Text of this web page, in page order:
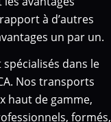
à d’autres
un par un.
spécialisés dans le
Nos transports
haut de gamme,
formés,